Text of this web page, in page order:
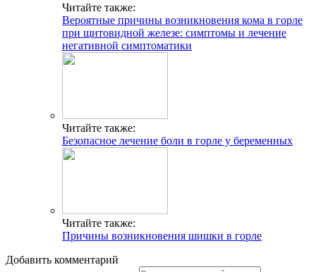
Читайте также:
Вероятные причины возникновения кома в горле
при щитовидной железе: симптомы и лечение
негативной симптоматики
Читайте также:
Безопасное лечение боли в горле у беременных
Читайте также:
Причины возникновения шишки в горле
Добавить комментарий